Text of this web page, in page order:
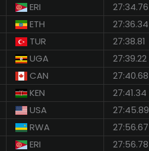
ERI
27:34.76
ETH
27:36.34
TUR
27:38.81
UGA
27:39.22
CAN
27:40.68
KEN
27:41.34
USA
27:45.89
RWA
27:56.67
ERI
27:56.78